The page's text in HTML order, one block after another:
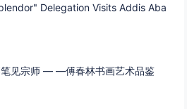
Delegation Visits Addis Aba
笔见宗师 — —傅春林书画艺术品鉴